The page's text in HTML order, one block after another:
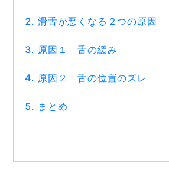
滑舌が悪くなる２つの原因
原因１ 舌の緩み
原因２ 舌の位置のズレ
まとめ